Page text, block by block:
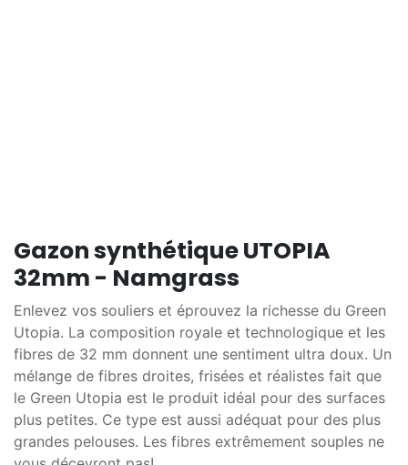
Gazon synthétique UTOPIA
32mm - Namgrass
Enlevez vos souliers et éprouvez la richesse du Green
Utopia. La composition royale et technologique et les
fibres de 32 mm donnent une sentiment ultra doux. Un
mélange de fibres droites, frisées et réalistes fait que
le Green Utopia est le produit idéal pour des surfaces
plus petites. Ce type est aussi adéquat pour des plus
grandes pelouses. Les fibres extrêmement souples ne